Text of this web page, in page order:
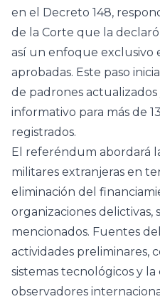
en el Decreto 148,
de la Corte que la
así un enfoque exclusivo
aprobadas. Este paso
de padrones actualizados
informativo para más de
registrados.
El referéndum abordará
militares extranjeras en
eliminación del
organizaciones delictivas,
mencionados. Fuentes
actividades preliminares,
sistemas tecnológicos y
observadores